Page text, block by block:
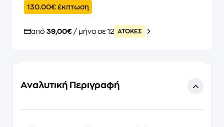
130.00€ έκπτωση
από 39,00€ / μήνα σε 12 ATOKEΣ
Αναλυτική Περιγραφή